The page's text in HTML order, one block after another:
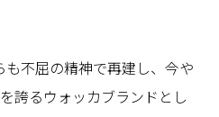
不屈の精神で再建し、今や
誇るウォッカブランドとし